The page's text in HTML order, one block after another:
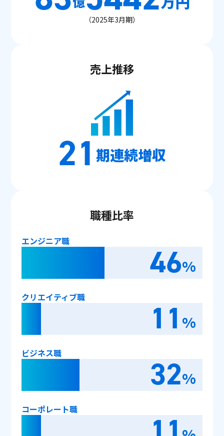
（2025年3月期）
売上推移
21 期連続増収
職種比率
エンジニア職
46%
クリエイティブ職
11 %
ビジネス職
32%
コーポレート職